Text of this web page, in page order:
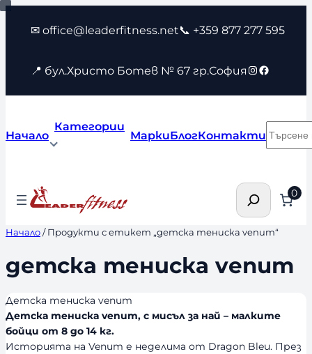
Към
съдържанието
✉ office@leaderfitness.net📞 +359 877 277 595
📍 бул.Христо Ботев № 67 гр.София Instagram
Facebook
Начало
Категории
МаркиБлогКонтакти
Търсене 0
Начало/ Продукти с етикет „детска тениска venum“
детска тениска venum
Детска тениска venum
Детска тениска venum, с мисъл за най – малките
бойци от 8 до 14 кг.
Историята на Venum е неделима от Dragon Bleu. През